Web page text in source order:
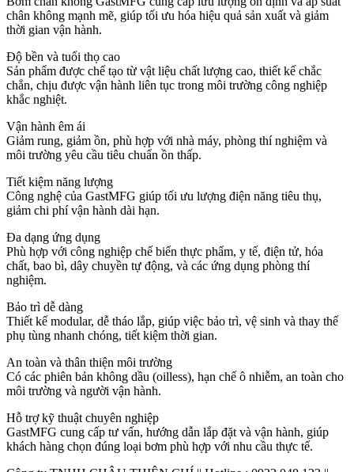
chân không mạnh mẽ, giúp tối ưu hóa hiệu quả sản xuất và giảm
thời gian vận hành.
Độ bền và tuổi thọ cao
Sản phẩm được chế tạo từ vật liệu chất lượng cao, thiết kế chắc
chắn, chịu được vận hành liên tục trong môi trường công nghiệp
khắc nghiệt.
Vận hành êm ái
Giảm rung, giảm ồn, phù hợp với nhà máy, phòng thí nghiệm và
môi trường yêu cầu tiêu chuẩn ồn thấp.
Tiết kiệm năng lượng
Công nghệ của GastMFG giúp tối ưu lượng điện năng tiêu thụ,
giảm chi phí vận hành dài hạn.
Đa dạng ứng dụng
Phù hợp với công nghiệp chế biến thực phẩm, y tế, điện tử, hóa
chất, bao bì, dây chuyền tự động, và các ứng dụng phòng thí
nghiệm.
Bảo trì dễ dàng
Thiết kế modular, dễ tháo lắp, giúp việc bảo trì, vệ sinh và thay thế
phụ tùng nhanh chóng, tiết kiệm thời gian.
An toàn và thân thiện môi trường
Có các phiên bản không dầu (oilless), hạn chế ô nhiễm, an toàn cho
môi trường và người vận hành.
Hỗ trợ kỹ thuật chuyên nghiệp
GastMFG cung cấp tư vấn, hướng dẫn lắp đặt và vận hành, giúp
khách hàng chọn đúng loại bơm phù hợp với nhu cầu thực tế.